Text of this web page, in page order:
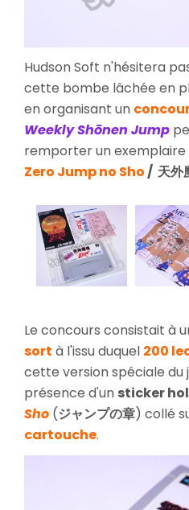
Hudson Soft n'hésitera
cette bombe lâchée en
en organisant un
Weekly Shōnen Jump
remporter un exemplaire
Zero Jump no Sho / 天外
Le concours consistait à
sort à l'issu duquel 200
cette version spéciale
présence d'un sticker
Sho (ジャンプの章) collé
cartouche.